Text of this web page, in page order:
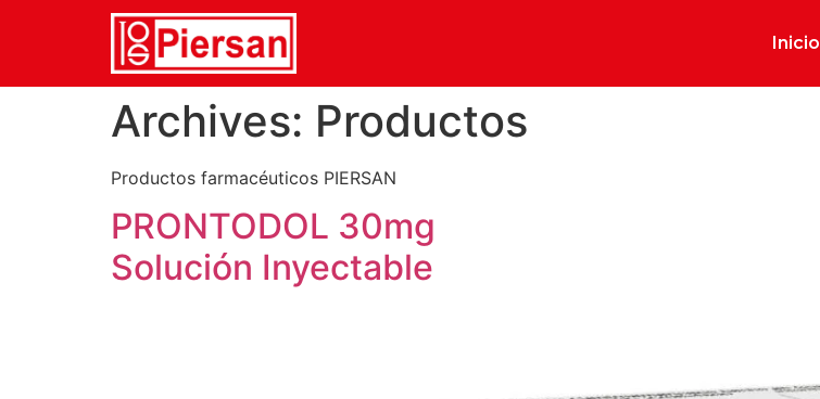
Inicio
Archives: Productos
Productos farmacéuticos PIERSAN
PRONTODOL 30mg
Solución Inyectable